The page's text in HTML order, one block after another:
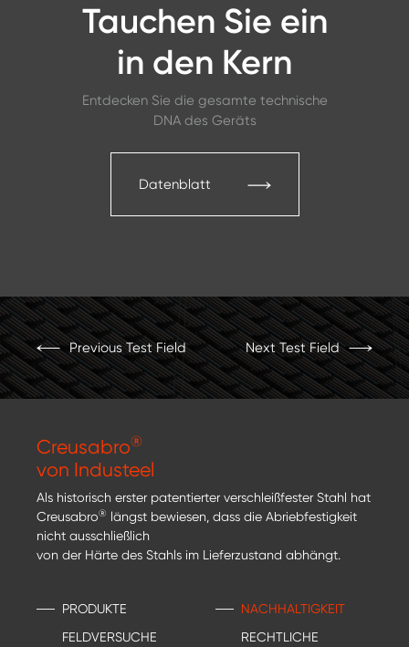
Tauchen Sie ein
in den Kern
Entdecken Sie die gesamte technische
DNA des Geräts
Datenblatt
Previous Test Field Next Test Field
Creusabro®
von Industeel
Als historisch erster patentierter verschleißfester Stahl hat
Creusabro® längst bewiesen, dass die Abriebfestigkeit
nicht ausschließlich
von der Härte des Stahls im Lieferzustand abhängt.
PRODUKTE
FELDVERSUCHE
NACHHALTIGKEIT
RECHTLICHE